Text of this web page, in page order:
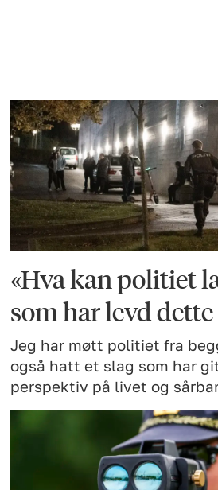
«Hva kan politiet
som har levd
Jeg har møtt politiet fra
også hatt et slag som har
perspektiv på livet og